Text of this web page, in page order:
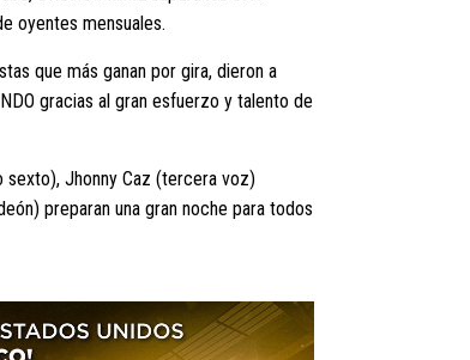
oyentes mensuales.
que más ganan por gira, dieron a
gracias al gran esfuerzo y talento de
sexto), Jhonny Caz (tercera voz)
preparan una gran noche para todos